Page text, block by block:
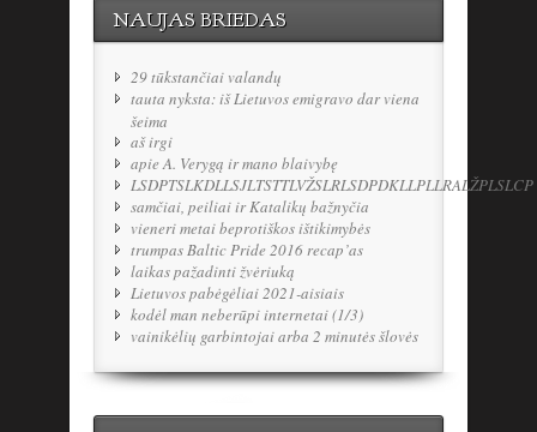
NAUJAS BRIEDAS
29 tūkstančiai valandų
tauta nyksta: iš Lietuvos emigravo dar viena
šeima
aš irgi
apie A. Verygą ir mano blaivybę
LSDPTSLKDLLSJLTSTTLVŽSLRLSDPDKLLPLLRALŽPLSLCP
samčiai, peiliai ir Katalikų bažnyčia
vieneri metai beprotiškos ištikimybės
trumpas Baltic Pride 2016 recap’as
laikas pažadinti žvėriuką
Lietuvos pabėgėliai 2021-aisiais
kodėl man neberūpi internetai (1/3)
vainikėlių garbintojai arba 2 minutės šlovės